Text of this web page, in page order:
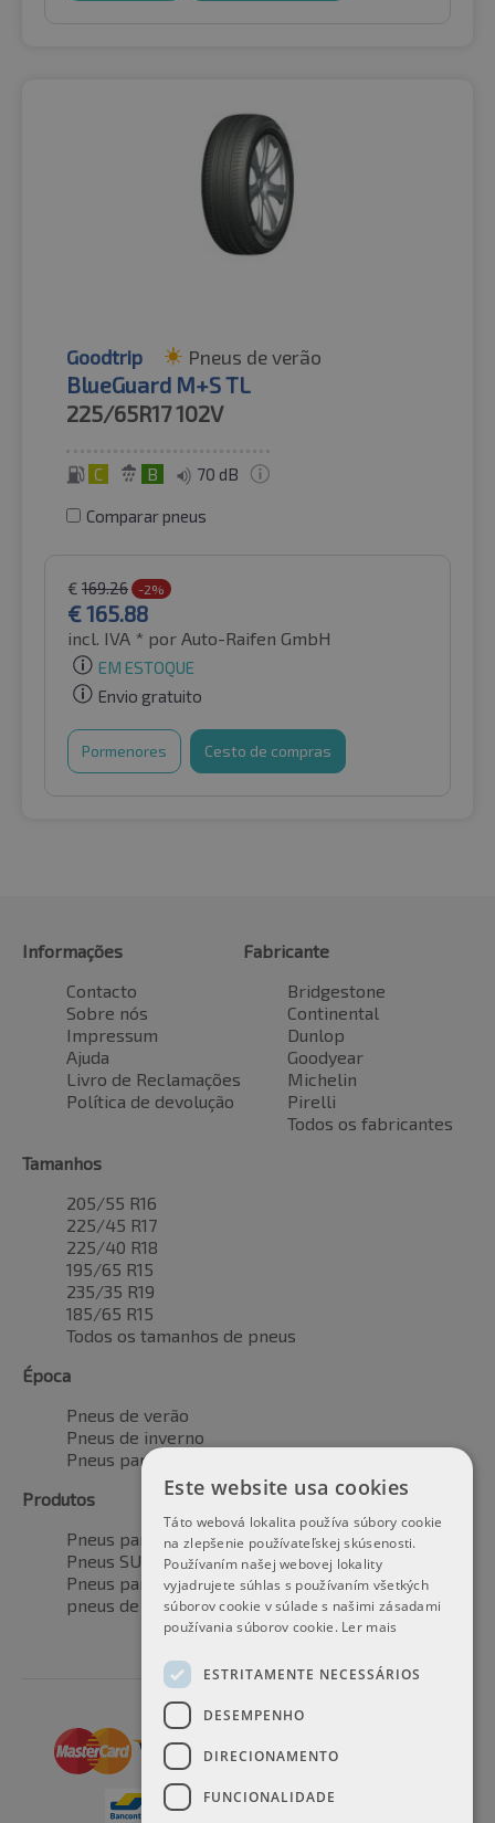
Goodtrip Pneus de verão
BlueGuard M+S TL
225/65R17102V
C B 70 dB
Comparar pneus
€ 169.26 -2%
€165.88
incl. IVA * por Auto-Raifen GmbH
EM ESTOQUE
Envio gratuito
Pormenores Cesto de compras
Informações
Contacto
Sobre nós
Impressum
Ajuda
Livro de Reclamações
Política de devolução
Fabricante
Bridgestone
Continental
Dunlop
Goodyear
Michelin
Pirelli
Todos os fabricantes
Tamanhos
205/55 R16
225/45 R17
225/40 R18
195/65 R15
235/35 R19
185/65 R15
Todos os tamanhos de pneus
Época
Pneus de verão
Pneus de inverno
Pneus para todas as estações
Produtos
Pneus para automóveis
Pneus SUV / 4x4
Pneus para veículos de transporte
pneus de motocicleta
Este website usa cookies
Táto webová lokalita používa súbory cookie
na zlepšenie používateľskej skúsenosti.
Používaním našej webovej lokality
vyjadrujete súhlas s používaním všetkých
súborov cookie v súlade s našimi zásadami
používania súborov cookie. Ler mais
ESTRITAMENTE NECESSÁRIOS
DESEMPENHO
DIRECIONAMENTO
FUNCIONALIDADE